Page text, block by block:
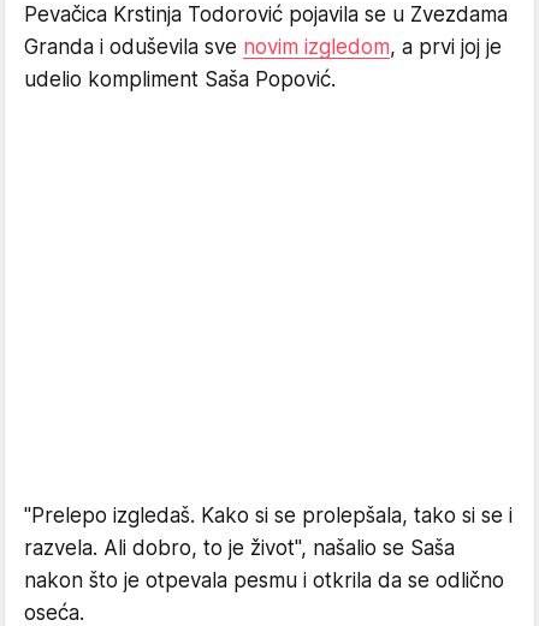
Pevačica Krstinja Todorović pojavila se u Zvezdama
Granda i oduševila sve novim izgledom, a prvi joj je
udelio kompliment Saša Popović.
"Prelepo izgledaš. Kako si se prolepšala, tako si se i
razvela. Ali dobro, to je život", našalio se Saša
nakon što je otpevala pesmu i otkrila da se odlično
oseća.